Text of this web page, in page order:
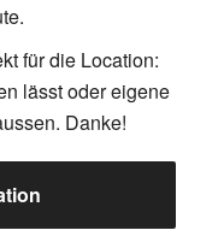
für die Location:
lässt oder eigene
Danke!